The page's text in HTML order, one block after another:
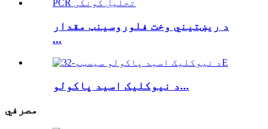
د ریښتیني وخت فلوروسینټ مقدار
...
د نیوکلیک اسید پاکولو...
مصرفي